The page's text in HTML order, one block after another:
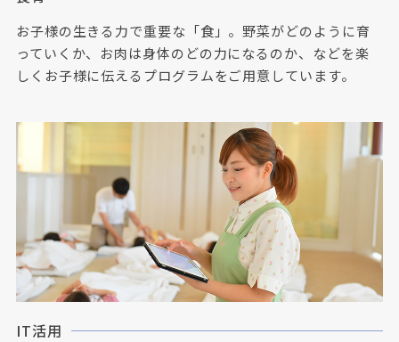
お子様の生きる力で重要な「食」。野菜がどのように育
っていくか、お肉は身体のどの力になるのか、などを楽
しくお子様に伝えるプログラムをご用意しています。
IT活用